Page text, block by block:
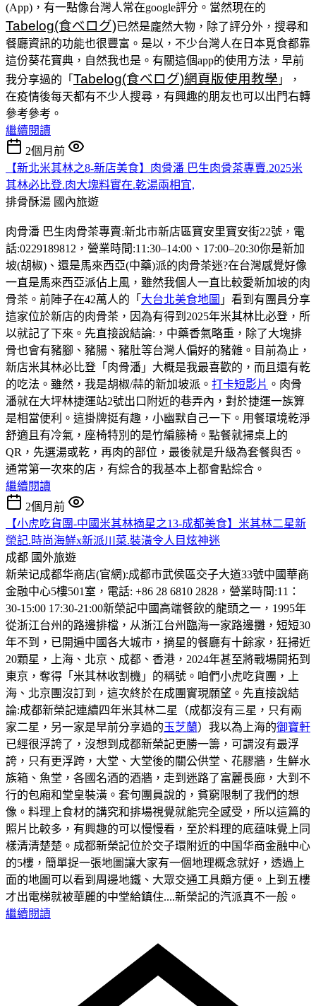
(App)，有一點像台灣人常在google評分。當然現在的
Tabelog(食べログ)已然是龐然大物，除了評分外，搜尋和
餐廳資訊的功能也很豐富。是以，不少台灣人在日本覓食都靠
這份葵花寶典，自然我也是。有關這個app的使用方法，早前
我分享過的「 Tabelog(食べログ)網頁版使用教學 」，
在疫情後每天都有不少人搜尋，有興趣的朋友也可以出門右轉
參考參考。
繼續閱讀
2個月前
【新北米其林之8-新店美食】肉骨潘 巴生肉骨茶專賣.2025米
其林必比登.肉大塊料實在.乾湯兩相宜,
排骨酥湯 國內旅遊
肉骨潘 巴生肉骨茶專賣:新北市新店區寶安里寶安街22號，電
話:0229189812，營業時間:11:30–14:00、17:00–20:30你是新加
坡(胡椒)、還是馬來西亞(中藥)派的肉骨茶迷?在台灣感覺好像
一直是馬來西亞派佔上風，雖然我個人一直比較愛新加坡的肉
骨茶。前陣子在42萬人的「 大台北美食地圖 」看到有團員分享
這家位於新店的肉骨茶，因為有得到2025年米其林比必登，所
以就記了下來。先直接說結論:，中藥香氣略重，除了大塊排
骨也會有豬腳、豬腸、豬肚等台灣人偏好的豬雜。目前為止，
新店米其林必比登「肉骨潘」大概是我最喜歡的，而且還有乾
的吃法。雖然，我是胡椒/蒜的新加坡派。 打卡短影片 。肉骨
潘就在大坪林捷運站2號出口附近的巷弄內，對於捷運一族算
是相當便利。這掛牌挺有趣，小幽默自己一下。用餐環境乾淨
舒適且有冷氣，座椅特別的是竹編籐椅。點餐就掃桌上的
QR，先選湯或乾，再肉的部位，最後就是升級為套餐與否。
通常第一次來的店，有綜合的我基本上都會點綜合。
繼續閱讀
2個月前
【小虎吃貨團-中國米其林摘星之13-成都美食】米其林二星新
榮記.時尚海鮮x新派川菜.裝潢令人目炫神迷
成都 國外旅遊
新荣记成都华商店(官網):成都市武侯區交子大道33號中國華商
金融中心5樓501室，電話: +86 28 6810 2828，營業時間:11：
30-15:00 17:30-21:00新榮記中國高端餐飲的龍頭之一，1995年
從浙江台州的路邊排檔，从浙江台州臨海一家路邊攤，短短30
年不到，已開遍中國各大城市，摘星的餐廳有十餘家，狂掃近
20顆星，上海、北京、成都、香港，2024年甚至將戰場開拓到
東京，奪得「米其林收割機」的稱號。咱們小虎吃貨團，上
海、北京團沒訂到，這次終於在成團實現願望。先直接說結
論:成都新榮記連續四年米其林二星（成都沒有三星，只有兩
家二星，另一家是早前分享過的玉芝蘭）我以為上海的御寶軒
已經很浮誇了，沒想到成都新榮記更勝一籌，可謂沒有最浮
誇，只有更浮跨，大堂、大堂後的關公供堂、花膠牆，生鮮水
族箱、魚堂，各國名酒的酒牆，走到迷路了富麗長廊，大到不
行的包廂和堂皇裝潢。套句團員說的，貧窮限制了我們的想
像。料理上食材的講究和排場視覺就能完全感受，所以這篇的
照片比較多，有興趣的可以慢慢看，至於料理的底蕴味覺上同
樣清清楚楚。 成都新榮記位於交子環附近的中国华商金融中心
的5樓，簡單捉一張地圖讓大家有一個地理概念就好，透過上
面的地圖可以看到周邊地鐵、大眾交通工具頗方便。
上到五樓
才出電梯就被華麗的中堂給鎮住....新榮記的汽派真不一般。
繼續閱讀